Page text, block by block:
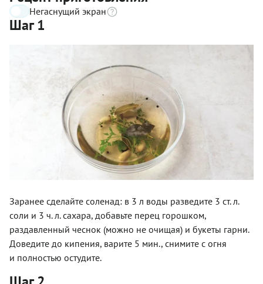
Негаснущий экран
Шаг 1
Заранее сделайте соленад: в 3 л воды разведите 3 ст. л.
соли и 3 ч. л. сахара, добавьте перец горошком,
раздавленный чеснок (можно не очищая) и букеты гарни.
Доведите до кипения, варите 5 мин., снимите с огня
и полностью остудите.